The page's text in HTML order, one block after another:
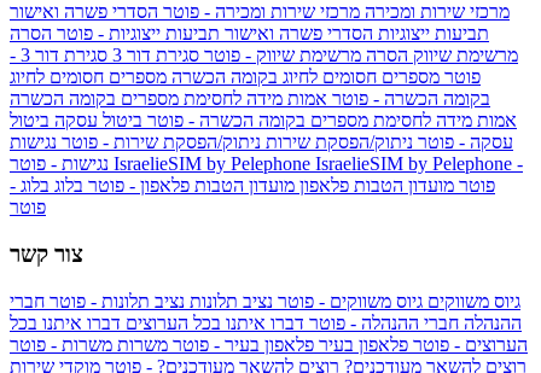
מרכזי שירות ומכירה מרכזי שירות ומכירה - פוטר הסדרי פשרה ואישור
תביעות ייצוגיות הסדרי פשרה ואישור תביעות ייצוגיות - פוטר הסרה
מרשימת שיווק הסרה מרשימת שיווק - פוטר סגירת דור 3
סגירת דור 3 -
פוטר מספרים חסומים לחיוג בקומה הכשרה מספרים חסומים לחיוג
בקומה הכשרה - פוטר אמות מידה לחסימת מספרים בקומה הכשרה
אמות מידה לחסימת מספרים בקומה הכשרה - פוטר ביטול עסקה ביטול
עסקה - פוטר ניתוק/הפסקת שירות ניתוק/הפסקת שירות - פוטר נגישות
IsraelieSIM by Pelephone IsraelieSIM by Pelephone -
פוטר מועדון הטבות פלאפון מועדון הטבות פלאפון - פוטר בלוג בלוג -
פוטר
צור קשר
גיוס משווקים גיוס משווקים - פוטר נציב תלונות נציב תלונות - פוטר חברי
ההנהלה חברי ההנהלה - פוטר דברו איתנו בכל הערוצים דברו איתנו בכל
הערוצים - פוטר פלאפון בעיר פלאפון בעיר - פוטר משרות משרות - פוטר
רוצים להשאר מעודכנים? רוצים להשאר מעודכנים? - פוטר מוקדי שירות